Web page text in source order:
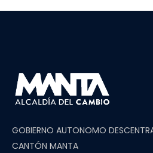
GOBIERNO AUTONOMO
CANTÓN MANTA